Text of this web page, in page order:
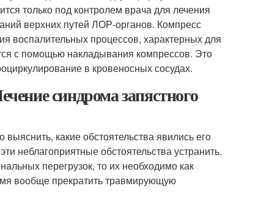
только под контролем врача для лечения
верхних путей ЛОР-органов. Компресс
воспалительных процессов, характерных для
с помощью накладывания компрессов. Это
в кровеносных сосудах.
синдрома запястного
какие обстоятельства явились его
неблагоприятные обстоятельства устранить.
перегрузок, то их необходимо как
вообще прекратить травмирующую